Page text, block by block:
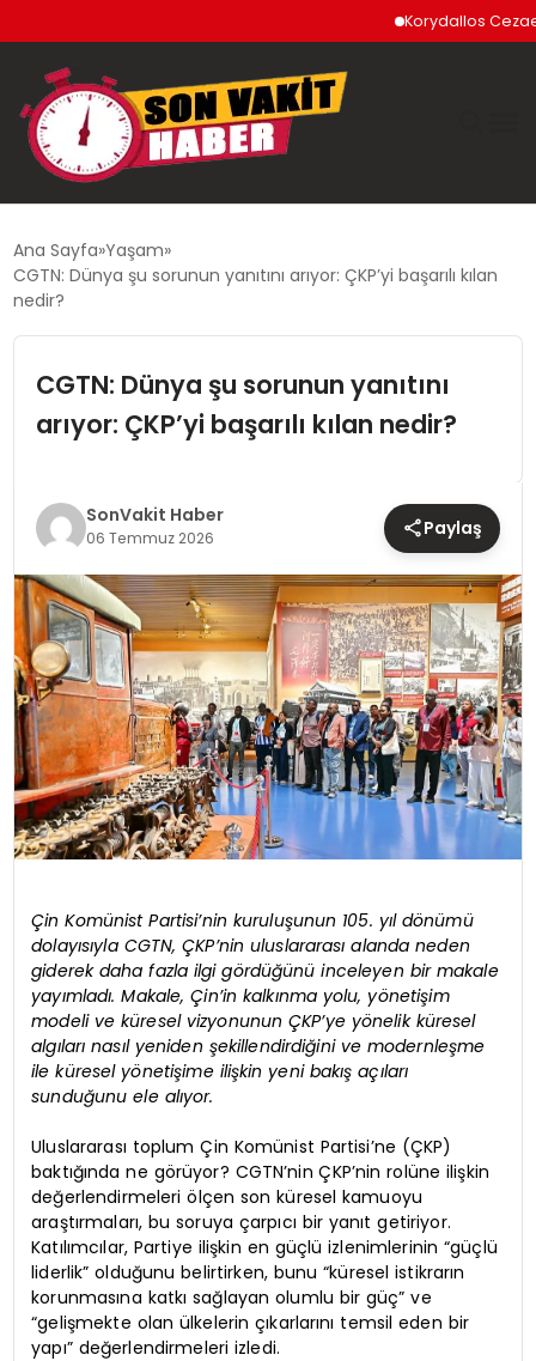
Korydallos
SIYASET
EKONOMI
TEKNOLOJI
YAŞAM
Ana Sayfa Yaşam
CGTN: Dünya şu sorunun yanıtını arıyor: ÇKP’yi başarılı kılan
nedir?
CGTN: Dünya şu sorunun yanıtını
arıyor: ÇKP’yi başarılı kılan nedir?
SonVakit Haber
06 Temmuz 2026 Paylaş
Çin Komünist Partisi’nin kuruluşunun 105. yıl dönümü
dolayısıyla CGTN, ÇKP’nin uluslararası alanda neden
giderek daha fazla ilgi gördüğünü inceleyen bir makale
yayımladı. Makale, Çin’in kalkınma yolu, yönetişim
modeli ve küresel vizyonunun ÇKP’ye yönelik küresel
algıları nasıl yeniden şekillendirdiğini ve modernleşme
ile küresel yönetişime ilişkin yeni bakış açıları
sunduğunu ele alıyor.
Uluslararası toplum Çin Komünist Partisi’ne (ÇKP)
baktığında ne görüyor? CGTN’nin ÇKP’nin rolüne ilişkin
değerlendirmeleri ölçen son küresel kamuoyu
araştırmaları, bu soruya çarpıcı bir yanıt getiriyor.
Katılımcılar, Partiye ilişkin en güçlü izlenimlerinin “güçlü
liderlik” olduğunu belirtirken, bunu “küresel istikrarın
korunmasına katkı sağlayan olumlu bir güç” ve
“gelişmekte olan ülkelerin çıkarlarını temsil eden bir
yapı” değerlendirmeleri izledi.